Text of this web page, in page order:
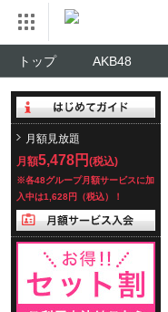
トップ AKB48
月額見放題
月額5,478円 (税込)
※各48グループ月額サービスに加
入中は1,628円（税込）！